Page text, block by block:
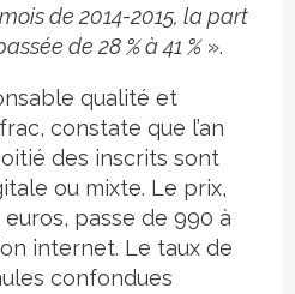
de 2014-2015, la part
de 28 % à 41 %».
qualité et
constate que l’an
des inscrits sont
ou mixte. Le prix,
passe de 990 à
internet. Le taux de
confondues